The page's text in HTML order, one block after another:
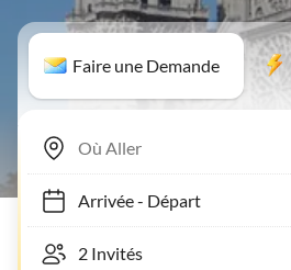
Faire une Demande
Arrivée- Départ